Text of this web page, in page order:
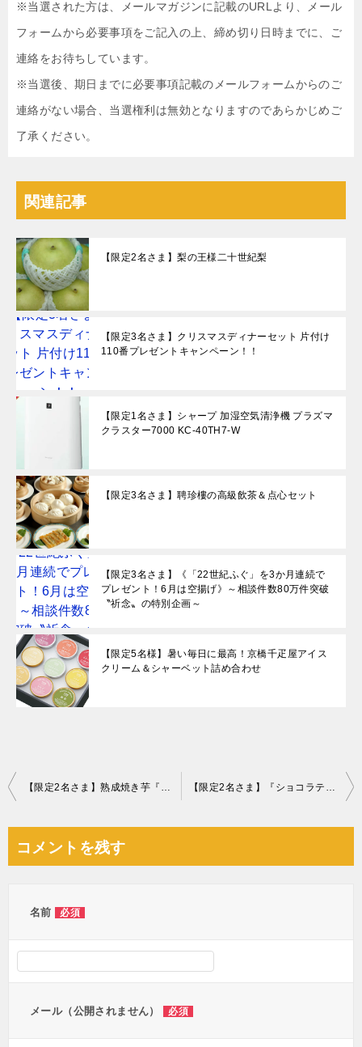
※当選された方は、メールマガジンに記載のURLより、メール
フォームから必要事項をご記入の上、締め切り日時までに、ご
連絡をお待ちしています。
※当選後、期日までに必要事項記載のメールフォームからのご
連絡がない場合、当選権利は無効となりますのであらかじめご
了承ください。
関連記事
【限定2名さま】梨の王様二十世紀梨
【限定3名さま】クリスマスディナーセット 片付け
110番プレゼントキャンペーン！！
【限定1名さま】シャープ 加湿空気清浄機 プラズマ
クラスター7000 KC-40TH7-W
【限定3名さま】聘珍樓の高級飲茶＆点心セット
【限定3名さま】《「22世紀ふぐ」を3か月連続で
プレゼント！6月は空揚げ》～相談件数80万件突破
〝祈念〟の特別企画～
【限定5名様】暑い毎日に最高！京橋千疋屋アイス
クリーム＆シャーベット詰め合わせ
投
ビ
【限定2名さま】熟成焼き芋『紅はるか』 【限定2名さま】『ショコラティエ パレドオール』クリスマスツリーショコラ
コメントを残す
名前 必須
メール（公開されません） 必須